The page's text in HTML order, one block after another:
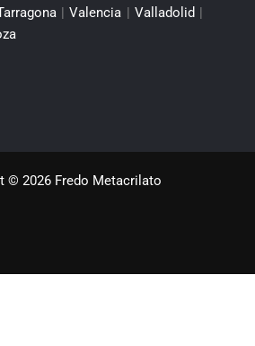
| Valencia | Valladolid |
© 2026 Fredo Metacrilato